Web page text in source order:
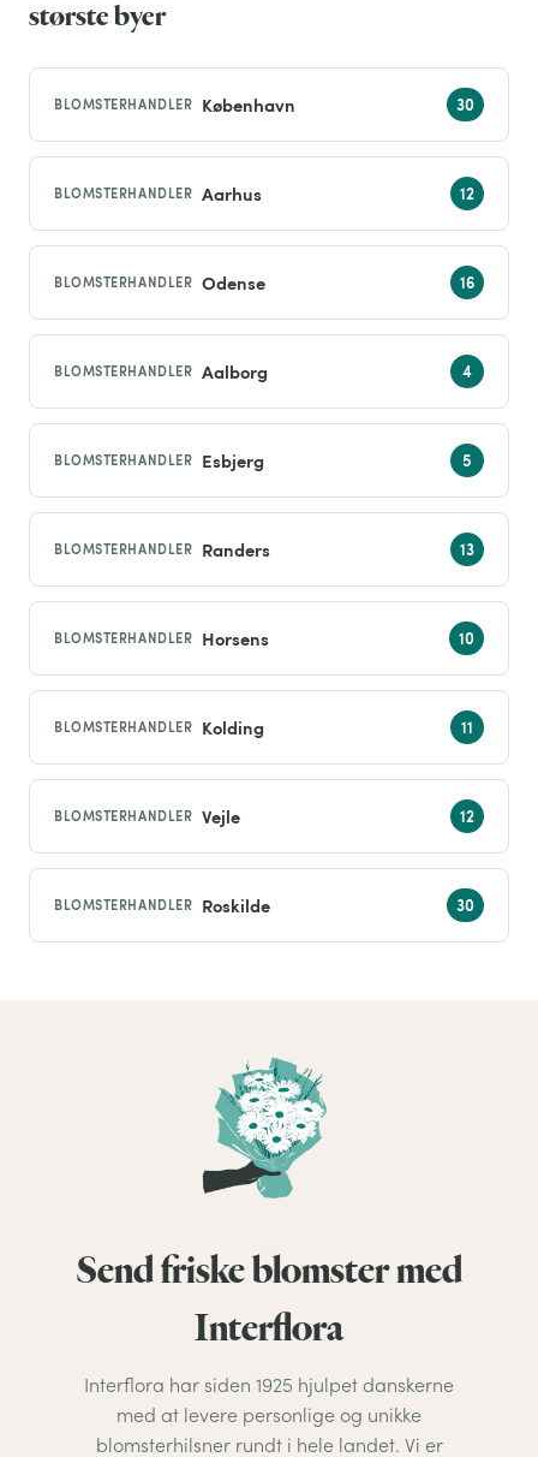
største byer
BLOMSTERHANDLER København
BLOMSTERHANDLER Aarhus
BLOMSTERHANDLER Odense
BLOMSTERHANDLER Aalborg
BLOMSTERHANDLER Esbjerg
BLOMSTERHANDLER Randers
BLOMSTERHANDLER Horsens
BLOMSTERHANDLER Kolding
BLOMSTERHANDLER Vejle
BLOMSTERHANDLER Roskilde
Send friske blomster med
Interflora
Interflora har siden 1925 hjulpet danskerne
med at levere personlige og unikke
blomsterhilsner rundt i hele landet. Vi er